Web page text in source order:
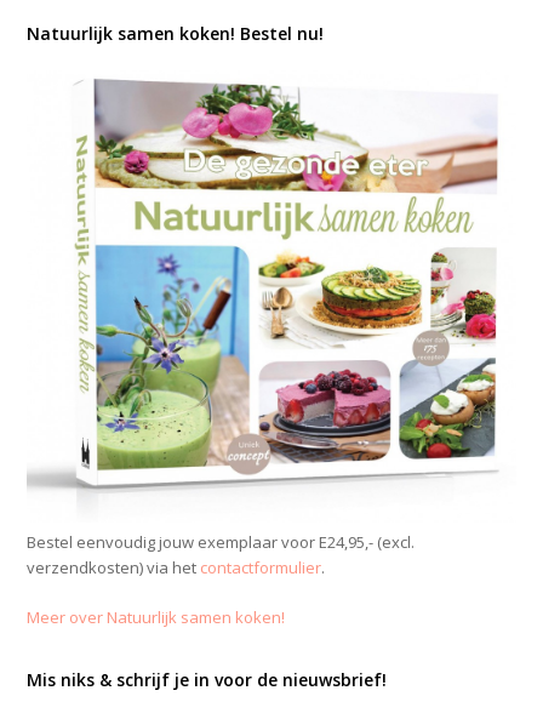
Natuurlijk samen koken! Bestel nu!
Bestel eenvoudig jouw exemplaar voor E24,95,- (excl.
verzendkosten) via het contactformulier.
Meer over Natuurlijk samen koken!
Mis niks & schrijf je in voor de nieuwsbrief!